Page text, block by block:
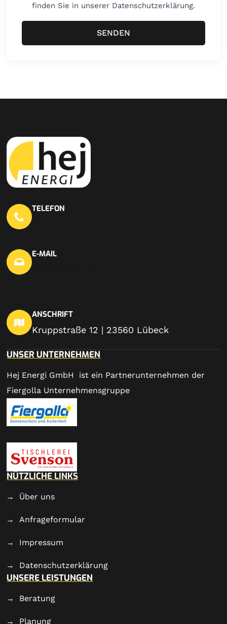
finden Sie in unserer Datenschutzerklärung.
SENDEN
TELEFON
E-MAIL
ANSCHRIFT
Kruppstraße 12 | 23560 Lübeck
UNSER UNTERNEHMEN
Hej Energi GmbH ist ein Partnerunternehmen der
Fiergolla Unternehmensgruppe
NÜTZLICHE LINKS
Über uns
Anfrageformular
Impressum
Datenschutzerklärung
UNSERE LEISTUNGEN
Beratung
Planung